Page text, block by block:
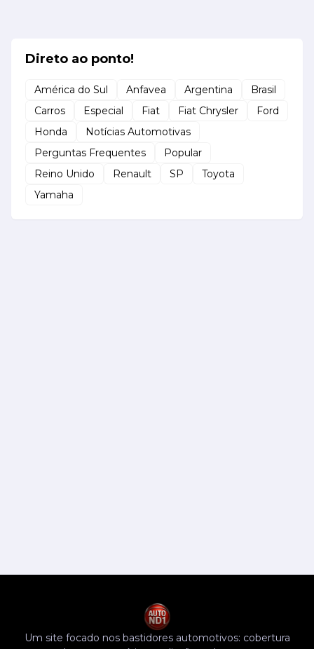
Direto ao ponto!
América do Sul Anfavea Argentina
Brasil
Carros
Especial Fiat Fiat Chrysler
Ford
Honda
Notícias Automotivas
Perguntas Frequentes
Popular
Reino Unido
Renault SP
Toyota
Yamaha
Um site focado nos bastidores automotivos: cobertura